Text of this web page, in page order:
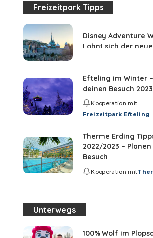
Freizeitpark Tipps
Disney Adventure
Lohnt sich der
Efteling im Winter
deinen Besuch 2023
Kooperation mit
Freizeitpark Efteling
Therme Erding
2022/2023 –
Besuch
Kooperation mit
Unterwegs
100% Wolf im